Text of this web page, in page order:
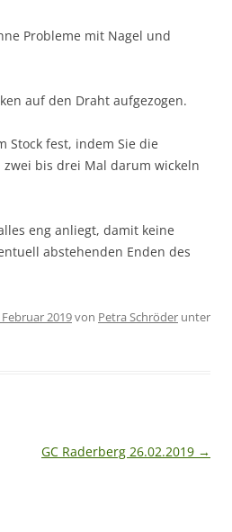
Probleme mit Nagel und
auf den Draht aufgezogen.
Stock fest, indem Sie die
bis drei Mal darum wickeln
eng anliegt, damit keine
abstehenden Enden des
Februar 2019von Petra Schröder unter
GC Raderberg 26.02.2019 →